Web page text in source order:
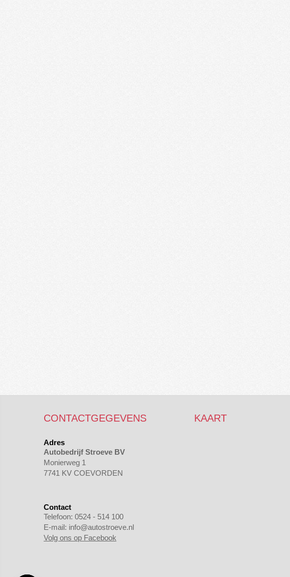
CONTACTGEGEVENS
Adres
Autobedrijf Stroeve BV
Monierweg 1
7741 KV COEVORDEN
Contact
Telefoon: 0524 - 514 100
E-mail: info@autostroeve.nl
Volg ons op Facebook
KAART